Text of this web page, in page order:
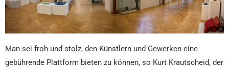
Man sei froh und stolz, den Künstlern und Gewerken eine
gebührende Plattform bieten zu können, so Kurt Krautscheid, der